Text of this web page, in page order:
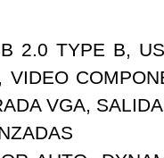
2.0 TYPE B,
VIDEO
VGA,